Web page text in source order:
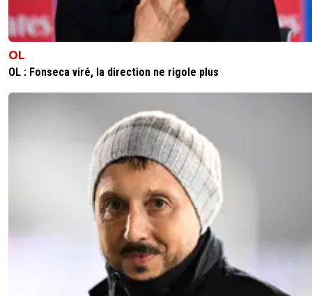
OL
OL : Fonseca viré, la direction ne rigole plus